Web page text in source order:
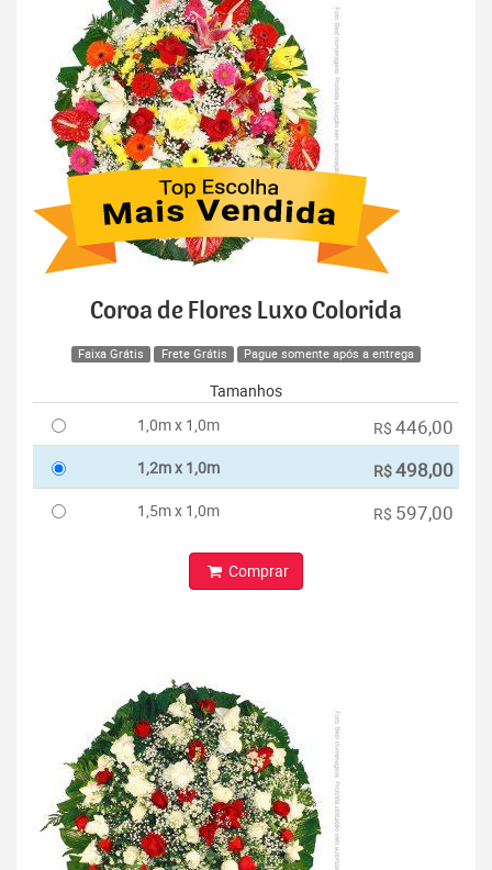
Coroa de Flores Luxo Colorida
Faixa Grátis Frete Grátis Pague somente após a entrega
Tamanhos
1,0m x 1,0m
R$ 446,00
1,2m x 1,0m R$498,00
1,5m x 1,0m R$ 597,00
Comprar